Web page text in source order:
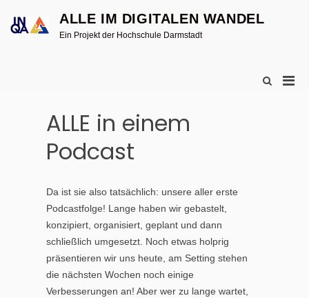
content
ALLE IM DIGITALEN WANDEL
Ein Projekt der Hochschule Darmstadt
Show
ALLE in einem
Podcast
Da ist sie also tatsächlich: unsere aller erste
Podcastfolge! Lange haben wir gebastelt,
konzipiert, organisiert, geplant und dann
schließlich umgesetzt. Noch etwas holprig
präsentieren wir uns heute, am Setting stehen
die nächsten Wochen noch einige
Verbesserungen an! Aber wer zu lange wartet,